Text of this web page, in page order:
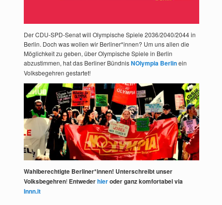
Der CDU-SPD-Senat will Olympische Spiele 2036/2040/2044 in
Berlin. Doch was wollen wir Berliner*innen? Um uns allen die
Möglichkeit zu geben, über Olympische Spiele in Berlin
abzustimmen, hat das Berliner BündnisNOlympia Berlinein
Volksbegehren gestartet!
Wahlberechtigte Berliner*innen! Unterschreibt unser
Volksbegehren! Entwederhieroder ganz komfortabel via
Innn.it